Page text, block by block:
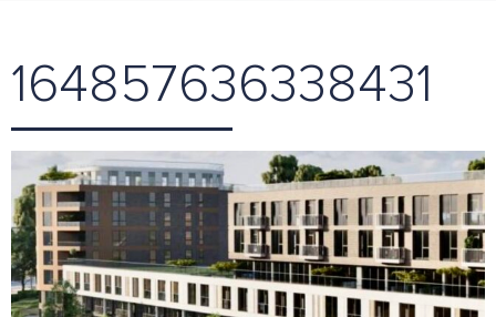
164857636338431